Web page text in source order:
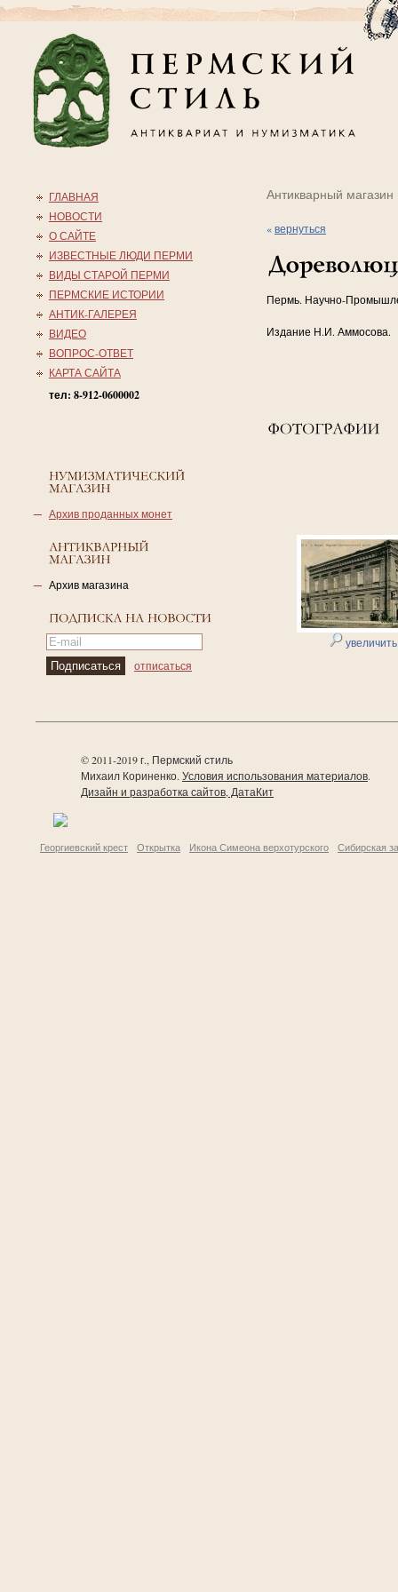
Антикварный магазин
«вернуться
Пермь. Научно-
Издание Н.И. Аммосова.
ГЛАВНАЯ
НОВОСТИ
О САЙТЕ
ИЗВЕСТНЫЕ ЛЮДИ ПЕРМИ
ВИДЫ СТАРОЙ ПЕРМИ
ПЕРМСКИЕ ИСТОРИИ
АНТИК-ГАЛЕРЕЯ
ВИДЕО
ВОПРОС-ОТВЕТ
КАРТА САЙТА
тел: 8-912-0600002
Архив проданных монет
Архив магазина
отписаться
© 2011-2019 г., Пермский стиль
Михаил Кориненко. Условия использования материалов.
Дизайн и разработка сайтов, ДатаКит
Георгиевский крест Открытка Икона Симеона верхотурского Сибирская